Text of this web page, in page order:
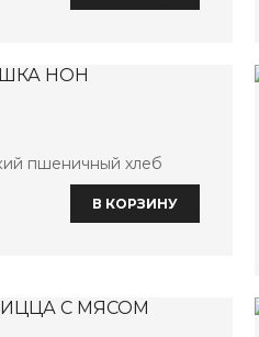
пшеничный хлеб
В КОРЗИНУ